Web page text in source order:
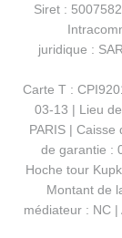
Siret :
juridique :
Carte T :
03-13 | Lieu
PARIS | Caisse
de garantie :
Hoche tour
Montant de
médiateur : NC